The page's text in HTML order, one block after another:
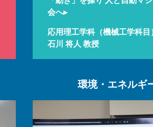
会へ▸
応用理工学科（機械工学科目
石川 将人 教授
環境・エネルギ